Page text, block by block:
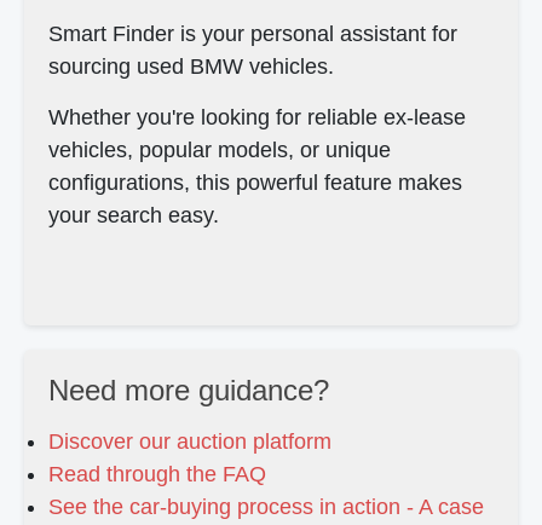
Smart Finder is your personal assistant for
sourcing used BMW vehicles.
Whether you're looking for reliable ex-lease
vehicles, popular models, or unique
configurations, this powerful feature makes
your search easy.
Need more guidance?
Discover our auction platform
Read through the FAQ
See the car-buying process in action - A case